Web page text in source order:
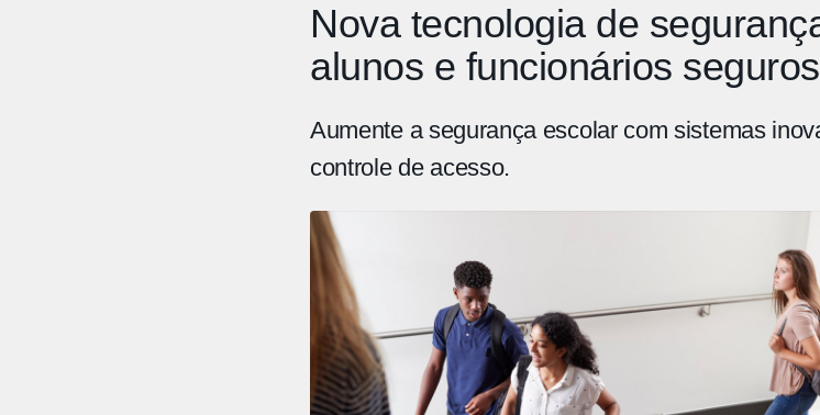
Nova tecnologia de
alunos e funcionários seguros
Aumente a segurança escolar com sistemas
controle de acesso.